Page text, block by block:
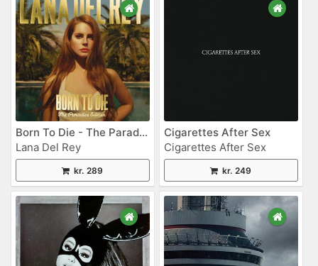
Born To Die - The Paradise Edition Vinyl
Lana Del Rey
kr. 289
Cigarettes After Sex
Cigarettes After Sex
kr. 249